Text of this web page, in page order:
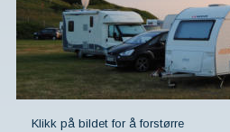
Klikk på bildet for å forstørre